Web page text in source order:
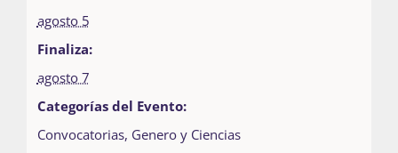
agosto 5
Finaliza:
agosto 7
Categorías del Evento:
Convocatorias, Genero y Ciencias